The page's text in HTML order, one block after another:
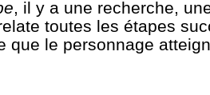
, il y a une recherche,
toutes les étapes
que le personnage